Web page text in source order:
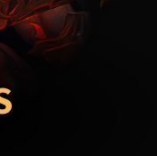
God